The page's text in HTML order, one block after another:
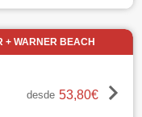
+ WARNER BEACH
desde 53,80€